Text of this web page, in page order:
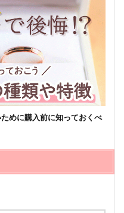
めに購入前に知っておくべ